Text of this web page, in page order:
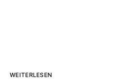
WEITERLESEN